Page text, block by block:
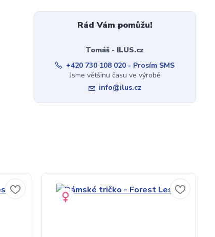
Rád Vám pomůžu!
Tomáš - ILUS.cz
+420 730 108 020 - Prosím SMS
Jsme většinu času ve výrobě
info@ilus.cz